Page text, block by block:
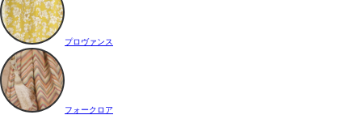
プロヴァンス
フォークロア